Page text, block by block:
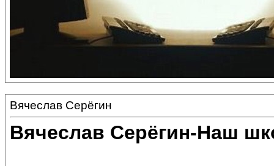
Вячеслав Серёгин
Вячеслав Серёгин-Наш